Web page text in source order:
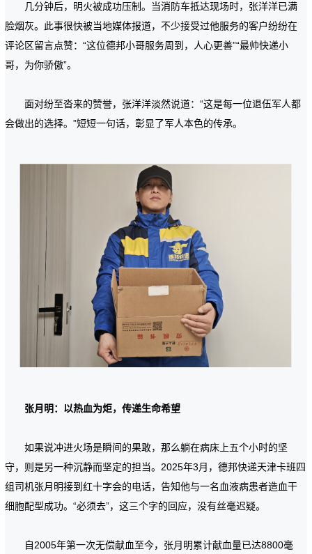
几分钟后，明火被成功压制。当消防车抵达现场时，张洋洋已满
脸烟灰。此事很快被当地媒体报道，不少接受过他服务的客户纷纷在
评论区留言点赞：“这位德邦小哥服务周到，人心更善”“最帅快递小
哥，为你骄傲”。
面对纷至沓来的赞誉，张洋洋淡然说道：“这是每一位退伍军人都
会做出的选择。”短短一句话，彰显了军人本色的传承。
张月明：以热血为炬，传递生命希望
如果说冲进火场是瞬间的果敢，那么躺在病床上五个小时的坚
守，则是另一种沉静而坚定的担当。2025年3月，德邦快递天津卡班四
组司机张月明接到红十字会的电话，告知他与一名血液病患者造血干
细胞配型成功。“必须去”，这三个字的回应，没有丝毫迟疑。
自2005年第一次无偿献血至今，张月明累计献血量已达8800毫